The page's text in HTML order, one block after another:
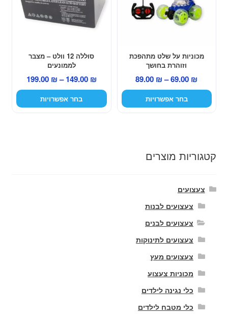
מכוניות על שלט מתהפכת
וזוהרת בחושך
69.00 ₪
–
89.00 ₪
טווח
מחירים:
בחר אפשרויות
סוגים.
האפשרויות
המוצר
סוללה 12 וולט – מצבר
לממונעים
149.00 ₪
–
199.00 ₪
בחר אפשרויות
סוגים.
ניתן
לבחור
האפשרויות
המוצר
קטגוריות מוצרים
צעצועים
צעצועים לבנות
צעצועים לבנים
צעצועים לתינוקות
צעצועים מעץ
מכוניות צעצוע
כלי נגינה לילדים
כלי מטבח לילדים